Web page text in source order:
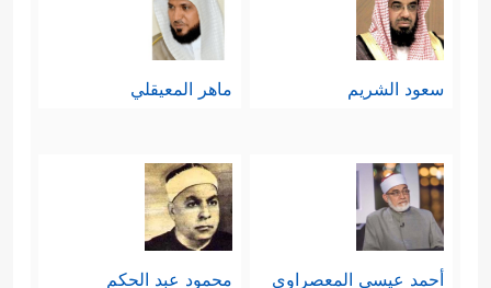
سعود الشريم ماهر المعيقلي
أحمد عيسي المعصراوي محمود عبد الحكم